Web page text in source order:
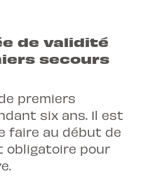
de validité
secours
premiers
six ans. Il est
faire au début de
obligatoire pour